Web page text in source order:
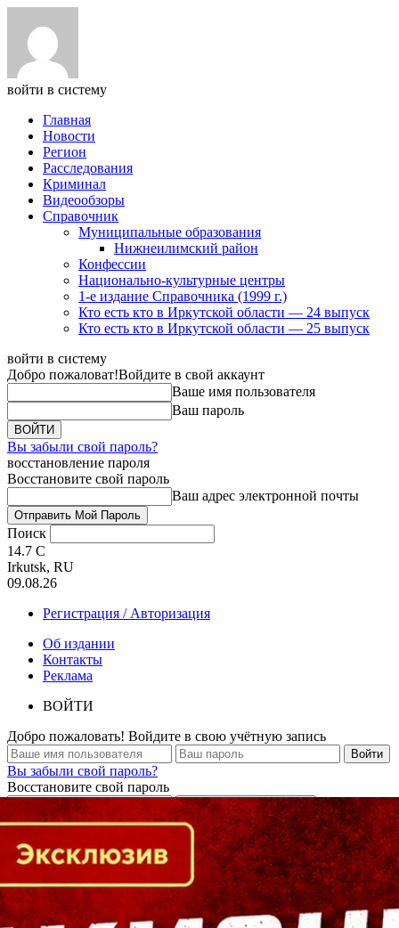
войти в систему
Главная
Новости
Регион
Расследования
Криминал
Видеообзоры
Справочник
Муниципальные образования
Нижнеилимский район
Конфессии
Национально-культурные центры
1-е издание Справочника (1999 г.)
Кто есть кто в Иркутской области — 24 выпуск
Кто есть кто в Иркутской области — 25 выпуск
войти в систему
Добро пожаловат!Войдите в свой аккаунт
Ваше имя пользователя
Ваш пароль
Вы забыли свой пароль?
восстановление пароля
Восстановите свой пароль
Ваш адрес электронной почты
Поиск
14.7 C
Irkutsk, RU
09.08.26
Регистрация / Авторизация
Об издании
Контакты
Реклама
ВОЙТИ
Добро пожаловать! Войдите в свою учётную запись
Вы забыли свой пароль?
Восстановите свой пароль
Кто есть кто в Байкальском регионе